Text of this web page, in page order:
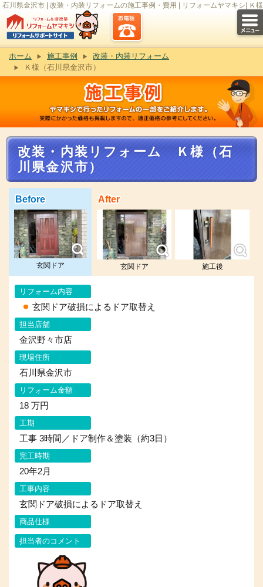
石川県金沢市 | 改装・内装リフォームの施工事例・費用 | リフォームヤマキシ| Ｋ様
ホーム 施工事例
改装・内装リフォーム
Ｋ様（石川県金沢市）
改装・内装リフォーム Ｋ様（石
川県金沢市）
Before
玄関ドア
After
玄関ドア 施工後
リフォーム内容
玄関ドア破損によるドア取替え
担当店舗
金沢野々市店
現場住所
石川県金沢市
リフォーム金額
18 万円
工期
工事 3時間／ドア制作＆塗装（約3日）
完工時期
20年2月
工事内容
玄関ドア破損によるドア取替え
商品仕様
担当者のコメント